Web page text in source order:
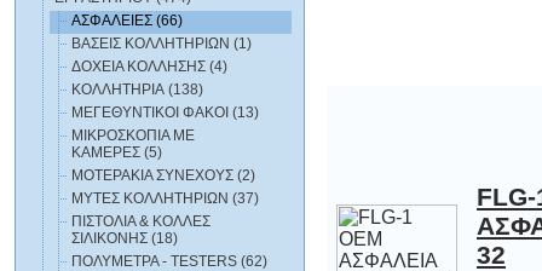
ΑΣΦΑΛΕΙΕΣ (66)
ΒΑΣΕΙΣ ΚΟΛΛΗΤΗΡΙΩΝ (1)
ΔΟΧΕΙΑ ΚΟΛΛΗΣΗΣ (4)
ΚΟΛΛΗΤΗΡΙΑ (138)
ΜΕΓΕΘΥΝΤΙΚΟΙ ΦΑΚΟΙ (13)
ΜΙΚΡΟΣΚΟΠΙΑ ΜΕ
ΚΑΜΕΡΕΣ (5)
ΜΟΤΕΡΑΚΙΑ ΣΥΝΕΧΟΥΣ (2)
ΜΥΤΕΣ ΚΟΛΛΗΤΗΡΙΩΝ (37)
ΠΙΣΤΟΛΙΑ & ΚΟΛΛΕΣ
ΣΙΛΙΚΟΝΗΣ (18)
ΠΟΛΥΜΕΤΡΑ - TESTERS (62)
32